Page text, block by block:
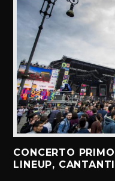
CONCERTO
LINEUP,